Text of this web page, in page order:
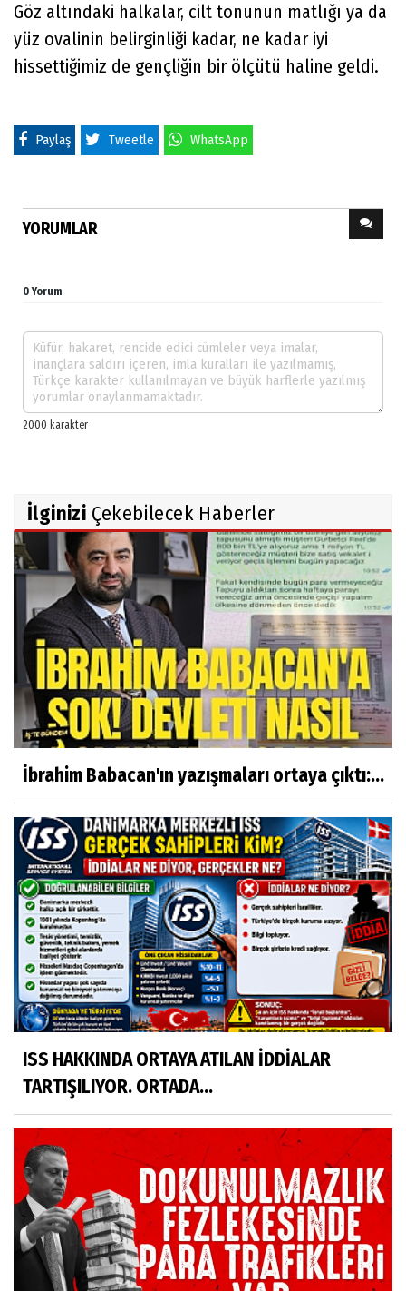
Göz altındaki halkalar, cilt tonunun matlığı ya da
yüz ovalinin belirginliği kadar, ne kadar iyi
hissettiğimiz de gençliğin bir ölçütü haline geldi.
Paylaş Tweetle WhatsApp
YORUMLAR
0 Yorum
İlginizi Çekebilecek Haberler
İbrahim Babacan'ın yazışmaları ortaya çıktı:...
ISS HAKKINDA ORTAYA ATILAN İDDİALAR
TARTIŞILIYOR. ORTADA...